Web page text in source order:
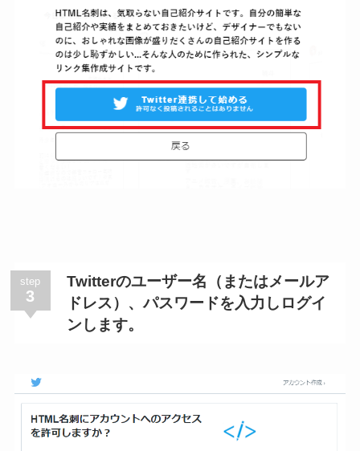
step
3
Twitterのユーザー名（またはメールア
ドレス）、パスワードを入力しログイ
ンします。